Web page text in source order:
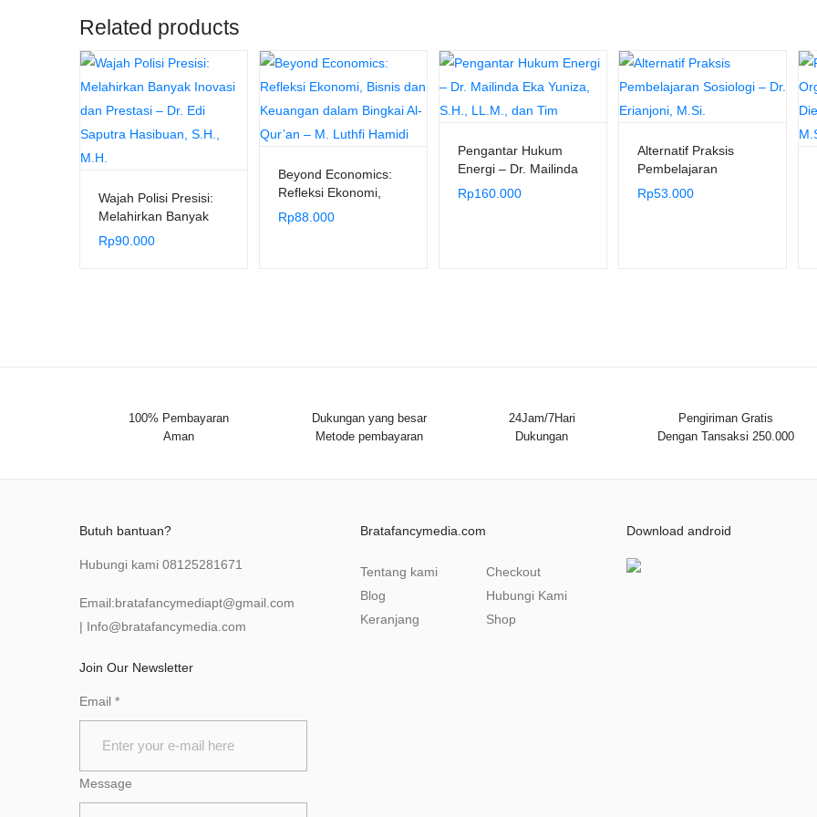
Related products
Wajah Polisi Presisi:
Melahirkan Banyak
Inovasi dan Prestasi –
Dr. Edi Saputra
Rp90.000
Beyond Economics:
Refleksi Ekonomi,
Bisnis dan Keuangan
dalam Bingkai Al-
Rp88.000
Pengantar Hukum
Energi – Dr. Mailinda
Eka Yuniza, S.H.,
LL.M., dan Tim
Rp160.000
Alternatif Praksis
Pembelajaran
Sosiologi – Dr.
Erianjoni, M.Si.
Rp53.000
100% Pembayaran
Aman
Dukungan yang besar
Metode pembayaran
24Jam/7Hari
Dukungan
Pengiriman Gratis
Dengan Tansaksi 250.000
Butuh bantuan?
Hubungi kami 08125281671
Email:bratafancymediapt@gmail.com
| Info@bratafancymedia .com
Join Our Newsletter
Email *
Message
Bratafancymedia.com
Tentang kami
Blog
Keranjang
Checkout
Hubungi Kami
Shop
Download android